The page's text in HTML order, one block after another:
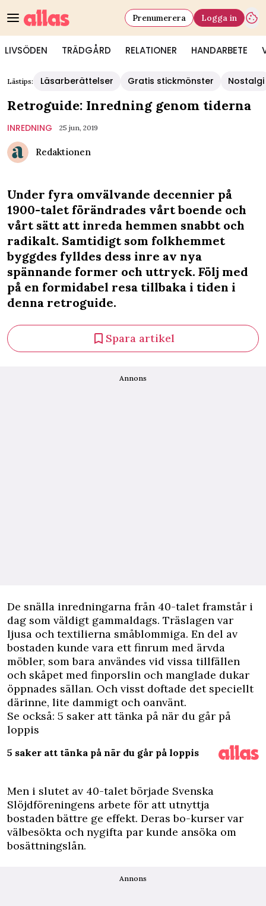
LIVSÖDEN TRÄDGÅRD RELATIONER HANDARBETE
Prenumerera Logga in
Lästips: Läsarberättelser Gratis stickmönster Nostalgi
Retroguide: Inredning genom tiderna
INREDNING 25 jun, 2019
Redaktionen
Under fyra omvälvande decennier på
1900-talet förändrades vårt boende och
vårt sätt att inreda hemmen snabbt och
radikalt. Samtidigt som folkhemmet
byggdes fylldes dess inre av nya
spännande former och uttryck. Följ med
på en formidabel resa tillbaka i tiden i
denna retroguide.
Spara artikel
Annons
De snälla inredningarna från 40-talet framstår i
dag som väldigt gammaldags. Träslagen var
ljusa och textilierna småblommiga. En del av
bostaden kunde vara ett finrum med ärvda
möbler, som bara användes vid vissa tillfällen
och skåpet med finporslin och manglade dukar
öppnades sällan. Och visst doftade det speciellt
därinne, lite dammigt och oanvänt.
Se också: 5 saker att tänka på när du går på
loppis
5 saker att tänka på när du går på loppis
Men i slutet av 40-talet började Svenska
Slöjdföreningens arbete för att utnyttja
bostaden bättre ge effekt. Deras bo-kurser var
välbesökta och nygifta par kunde ansöka om
bosättningslån.
Annons